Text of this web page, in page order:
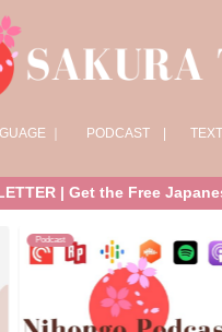
｜ PODCAST |
| Get the Free
Podcast